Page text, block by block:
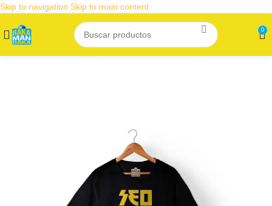
Skip to navigation Skip to main content
0